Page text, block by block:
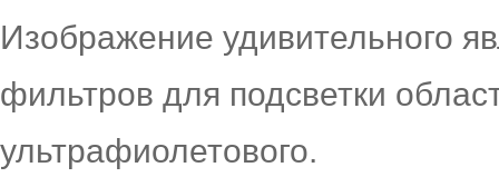
Изображение удивительного
фильтров для подсветки
ультрафиолетового.